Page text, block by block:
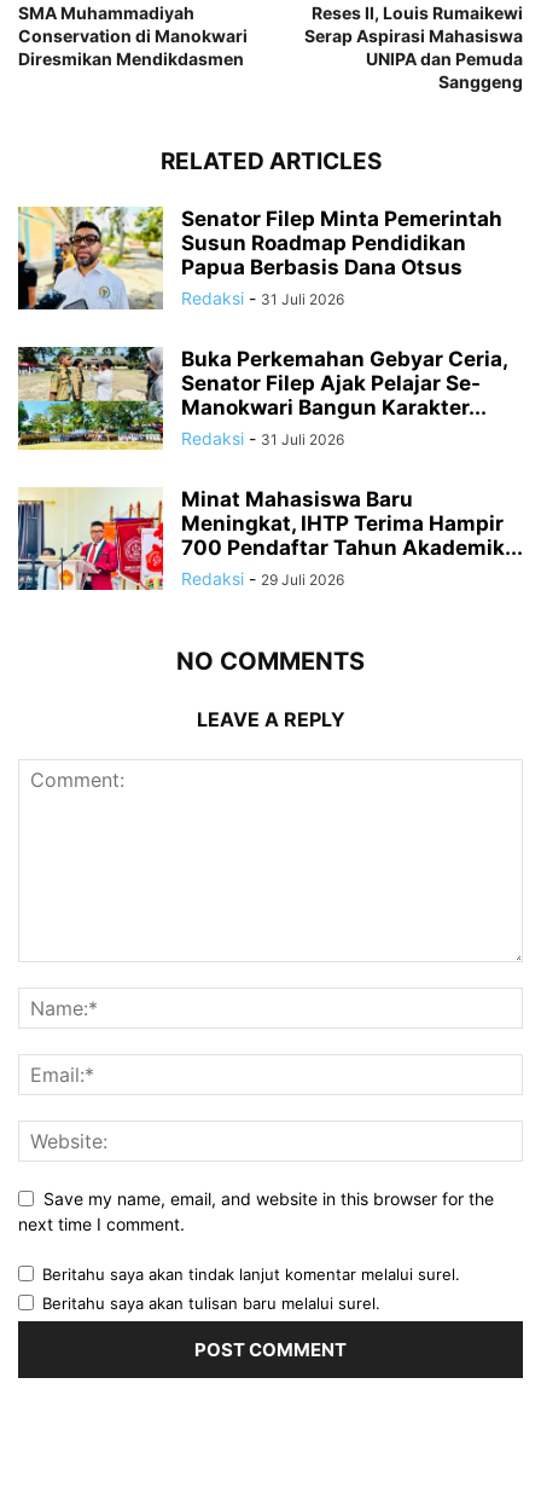
SMA Muhammadiyah
Conservation di Manokwari
Diresmikan Mendikdasmen
Reses II, Louis Rumaikewi
Serap Aspirasi Mahasiswa
UNIPA dan Pemuda
Sanggeng
RELATED ARTICLES
Senator Filep Minta Pemerintah
Susun Roadmap Pendidikan
Papua Berbasis Dana Otsus
Redaksi - 31 Juli 2026
Buka Perkemahan Gebyar Ceria,
Senator Filep Ajak Pelajar Se-
Manokwari Bangun Karakter...
Redaksi - 31 Juli 2026
Minat Mahasiswa Baru
Meningkat, IHTP Terima Hampir
700 Pendaftar Tahun Akademik...
Redaksi - 29 Juli 2026
NO COMMENTS
LEAVE A REPLY
Save my name, email, and website in this browser for the
next time I comment.
Beritahu saya akan tindak lanjut komentar melalui surel.
Beritahu saya akan tulisan baru melalui surel.